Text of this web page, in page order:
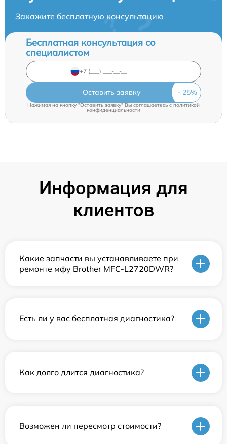
Закажите бесплатную консультацию
Бесплатная консультация со
специалистом
Оставить заявку
Нажимая на кнопку "Оставить заявку" Вы соглашаетесь cполитикой
конфиденциальности
Информация для
клиентов
Какие запчасти вы устанавливаете при
ремонте мфу Brother MFC-L2720DWR?
Есть ли у вас бесплатная диагностика?
Как долго длится диагностика?
Возможен ли пересмотр стоимости?